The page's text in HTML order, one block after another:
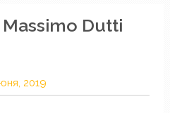
Dutti
2019